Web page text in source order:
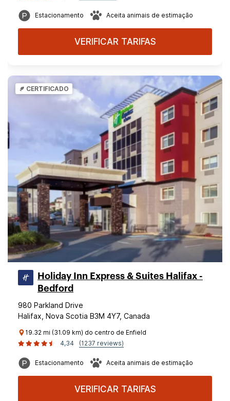
Estacionamento Aceita animais de estimação
VERIFICAR TARIFAS
CERTIFICADO
Holiday Inn Express & Suites Halifax -
Bedford
980 Parkland Drive
Halifax, Nova Scotia B3M 4Y7, Canada
19.32 mi (31.09 km) do centro de Enfield
4,34
(1237 reviews)
Estacionamento Aceita animais de estimação
VERIFICAR TARIFAS